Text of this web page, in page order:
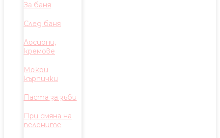
За баня
След баня
Лосиони,
кремове
Мокри
кърпички
Паста за зъби
При смяна на
пелените